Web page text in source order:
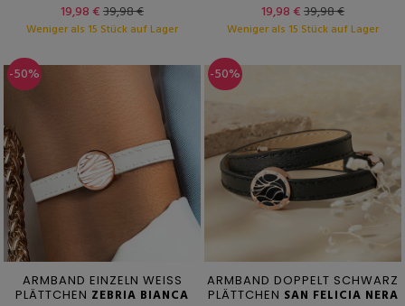
19,98 €39,98 €
Weniger als 15 Stück auf Lager
19,98 €39,98 €
Weniger als 15 Stück auf Lager
-50%
ARMBAND EINZELN WEISS
PLÄTTCHEN ZEBRIA BIANCA
-50%
ARMBAND DOPPELT SCHWARZ
PLÄTTCHEN SAN FELICIA NERA